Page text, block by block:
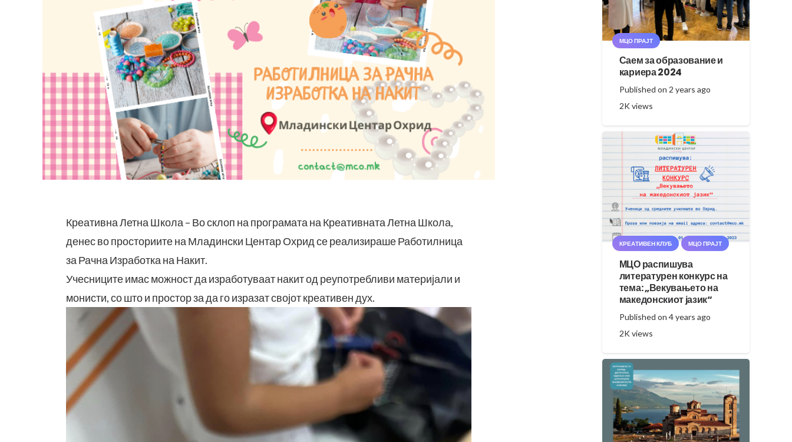
Креативна Летна Школа – Во склоп на програмата на Креативната Летна Школа,
денес во просториите на Младински Центар Охрид се реализираше Работилница
за Рачна Изработка на Накит.
Учесниците имас можност да изработуваат накит од реупотребливи материјали и
монисти, со што и простор за да го изразат својот креативен дух.
МЦО ПРАЈТ
Саем за образование и
кариера 2024
Published on 2 years ago
2Kviews
КРЕАТИВЕН КЛУБ МЦО ПРАЈТ
МЦО распишува
литературен конкурс на
тема: „Векувањето на
македонскиот јазик“
Published on 4 years ago
2Kviews